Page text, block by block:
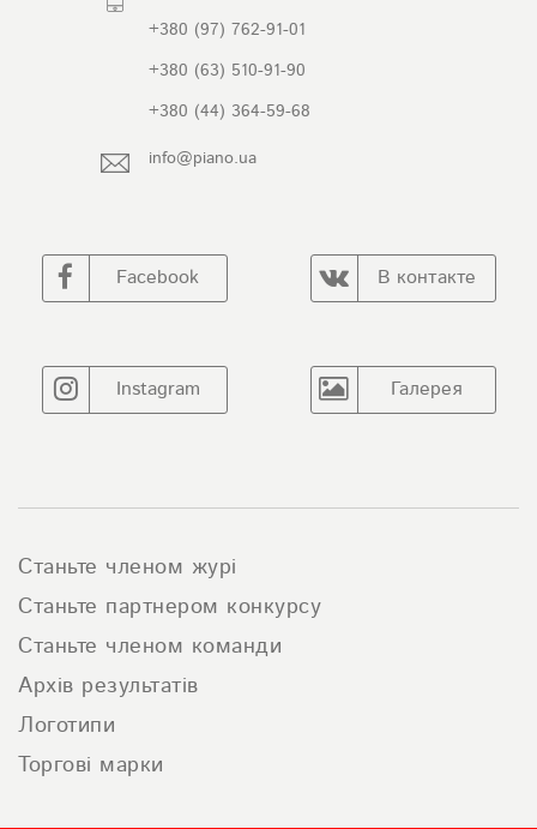
+380 (97) 762-91-01
+380 (63) 510-91-90
+380 (44) 364-59-68
info@piano.ua
Facebook В контакте
Instagram Галерея
Станьте членом журі
Станьте партнером конкурсу
Станьте членом команди
Архів результатів
Логотипи
Торгові марки